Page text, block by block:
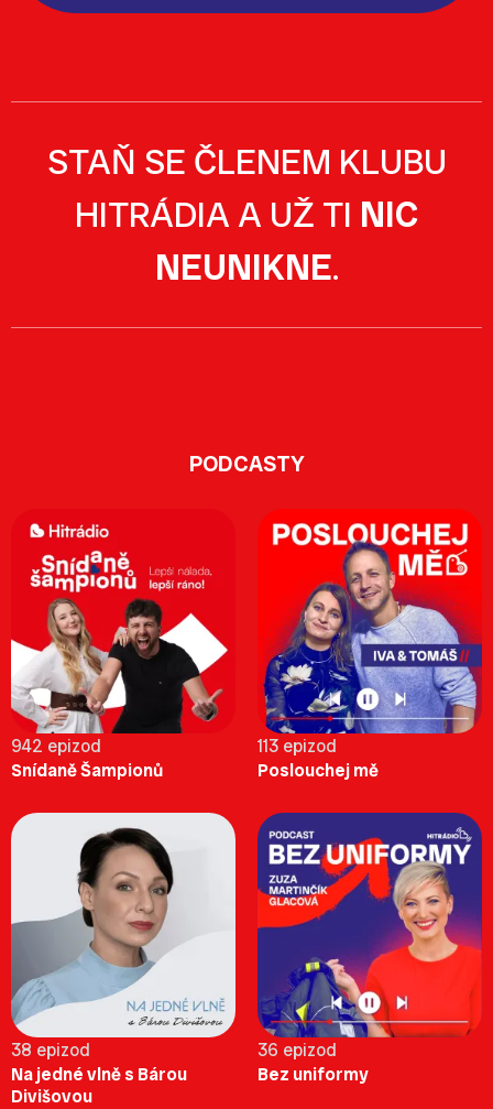
STAŇ SE ČLENEM KLUBU
HITRÁDIA A UŽ TI NIC
NEUNIKNE.
PODCASTY
942 epizod
Snídaně Šampionů
113 epizod
Poslouchej mě
38 epizod
Na jedné vlně s Bárou
Divišovou
36 epizod
Bez uniformy